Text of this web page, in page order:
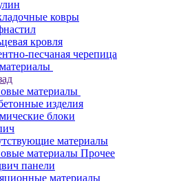
ковры
кровля
песчаная черепица
материалы
изделия
блоки
материалы
материалы Прочее
панели
материалы